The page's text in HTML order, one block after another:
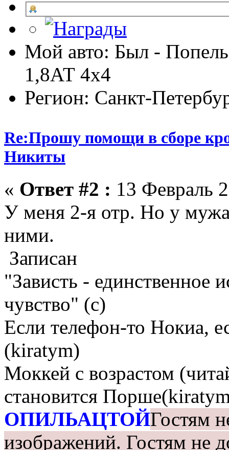
Мой авто: Был -
1,8АТ 4х4
Регион: Санкт-
Re:Прошу помощи в сборе
Никиты
« Ответ #2 : 13 Февраль
У меня 2-я отр. Но у
ними.
Записан
"Зависть - единственное
чувство" (с)
Если телефон-то Нокиа,
(kiratym)
Моккей с возрастом
становится
ОПИЛЬАЦТОЙГостям
изображений. Гостям не